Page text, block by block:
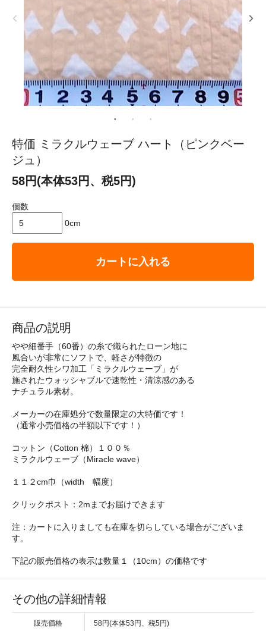
特価 ミラクルウェーブ ハート（ピンクベー
ジュ）
58円(本体53円、税5円)
個数
0cm
カートに入れる
商品の説明
やや細番手（60番）の糸で織られたローン地に
風合いが非常にソフトで、軽さが特徴の
完全耐久性シワ加工「ミラクルウェーブ」が
施されたウォッシャブルで速乾性・清涼感のある
ナチュラル素材。
メーカーの在庫処分で数量限定の大特価です！
（通常小売価格の半額以下です！）
コットン（Cotton 棉）１００％
ミラクルウェーブ（Miracle wave）
１１２cm巾（width 幅度）
クリックポスト：2mまでお届けできます
注：カートに入りましても在庫を切らしている場合がございま
す。
下記の販売価格の表示は数量１（10cm）の価格です
その他の詳細情報
販売価格 58円(本体53円、税5円)